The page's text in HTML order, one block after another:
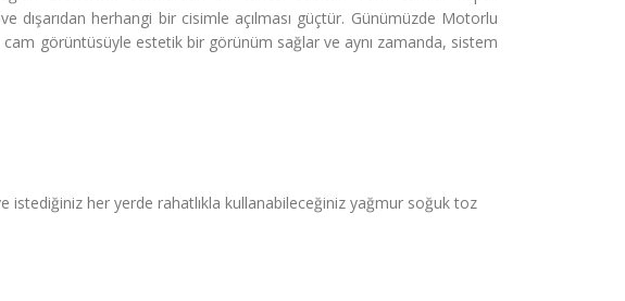
dışarıdan herhangi bir cisimle açılması güçtür. Günümüzde Motorlu
görüntüsüyle estetik bir görünüm sağlar ve aynı zamanda, sistem
istediğiniz her yerde rahatlıkla kullanabileceğiniz yağmur soğuk toz